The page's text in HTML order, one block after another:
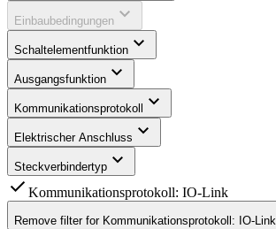
Einbaubedingungen expand_more
Schaltelementfunktion expand_more
Ausgangsfunktion expand_more
Kommunikationsprotokoll expand_more
Elektrischer Anschluss expand_more
Steckverbindertyp expand_more
check Kommunikationsprotokoll: IO-Link
Remove filter for Kommunikationsprotokoll: IO-Link